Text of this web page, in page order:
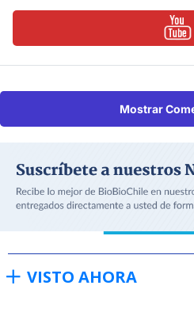
Mostrar
VISTO AHORA